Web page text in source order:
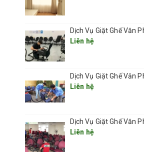
Liên hệ
Liên hệ
Liên hệ